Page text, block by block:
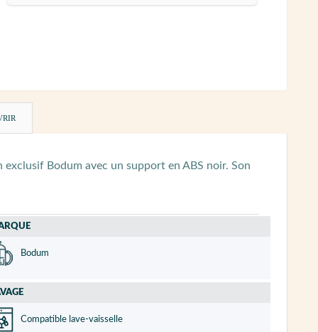
Bodum avec un support en ABS noir. Son
Bodum
Compatible lave-vaisselle